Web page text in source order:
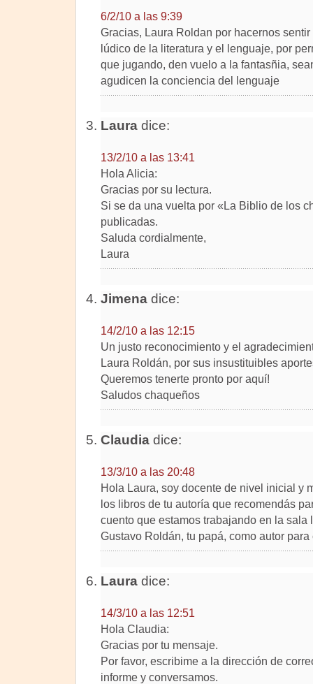
6/2/10 a las 9:39
Gracias, Laura Roldan por hacernos sentir
lúdico de la literatura y el lenguaje, por
que jugando, den vuelo a la fantasñia,
agudicen la conciencia del lenguaje
Lauradice:
13/2/10 a las 13:41
Hola Alicia:
Gracias por su lectura.
Si se da una vuelta por «La Biblio de los
publicadas.
Saluda cordialmente,
Laura
Jimenadice:
14/2/10 a las 12:15
Un justo reconocimiento y el
Laura Roldán, por sus insustituibles
Queremos tenerte pronto por aquí!
Saludos chaqueños
Claudiadice:
13/3/10 a las 20:48
Hola Laura, soy docente de nivel inicial y
los libros de tu autoría que recomendás
cuento que estamos trabajando en la sala
Gustavo Roldán, tu papá, como autor
Lauradice:
14/3/10 a las 12:51
Hola Claudia:
Gracias por tu mensaje.
Por favor, escribime a la dirección de
informe y conversamos.